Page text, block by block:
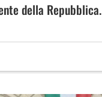
della